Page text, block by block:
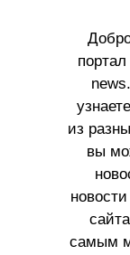
из
вы
самым